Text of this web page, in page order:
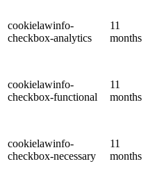
cookielawinfo-
checkbox-analytics
11
months
cookielawinfo-
checkbox-functional
11
months
cookielawinfo-
checkbox-necessary
11
months